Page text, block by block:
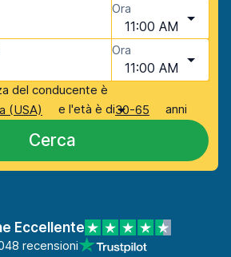
Ora
11:00 AM
Ora
11:00 AM
del conducente è
(USA)
e l'età è di30-65 anni
Cerca
Eccellente
recensioni